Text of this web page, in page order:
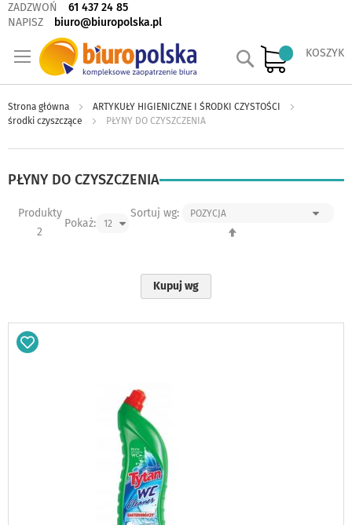
ZADZWOŃ
61 437 24 85
NAPISZ
biuro@biuropolska.pl
KOSZYK
Szukaj
Strona główna
ARTYKUŁY HIGIENICZNE I ŚRODKI CZYSTOŚCI
środki czyszczące
PŁYNY DO CZYSZCZENIA
PŁYNY DO CZYSZCZENIA
Produkty
2
Pokaż:
Sortuj wg:
Kupuj wg
Dodaj